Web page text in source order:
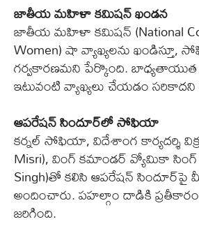
జాతీయ మహిళా కమిషన్‌ ఖండన
జాతీయ మహిళా కమిషన్‌ (National
Women) షా వ్యాఖ్యలను
గర్వకారణమని పేర్కొంది. బాధ్యతాయుత
ఇటువంటి వ్యాఖ్యలు చేయడం
ఆపరేషన్‌ సిందూర్‌లో సోఫియా
కర్నల్‌ సోఫియా, విదేశాంగ కార్యదర్శి
Misri), వింగ్‌ కమాండర్‌ వ్యోమికా సింగ్‌
Singh)తో కలిసి ఆపరేషన్‌
అందించారు. పహల్గాం దాడికి
జరిగింది.